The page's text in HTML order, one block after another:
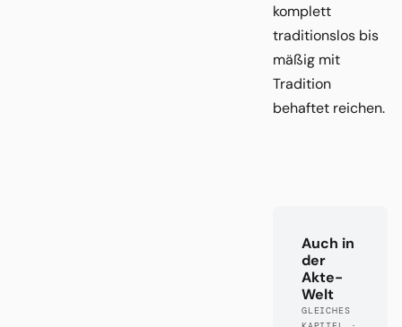
komplett
traditionslos bis
mäßig mit
Tradition
behaftet reichen.
Auch in
der
Akte-
Welt
GLEICHES